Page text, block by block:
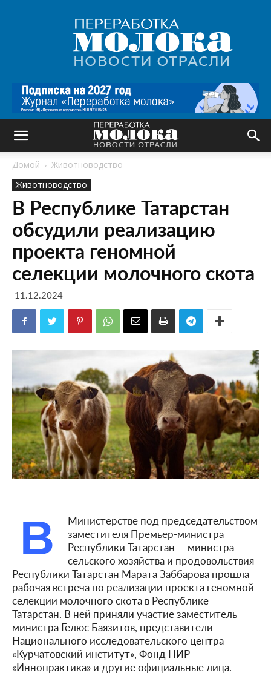
Переработка
молока
|
Новости
Домой
Животноводство
Животноводство
В Республике Татарстан
обсудили реализацию
проекта геномной
селекции молочного скота
11.12.2024
В
Министерстве под председательством
заместителя Премьер-министра
Республики Татарстан — министра
сельского хозяйства и продовольствия
Республики Татарстан Марата Заббарова прошла
рабочая встреча по реализации проекта геномной
селекции молочного скота в Республике
Татарстан. В ней приняли участие заместитель
министра Гелюс Баязитов, представители
Национального исследовательского центра
«Курчатовский институт», Фонд НИР
«Иннопрактика» и другие официальные лица.